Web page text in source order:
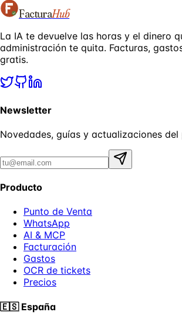
FacturaHub
La IA te devuelve las horas y el dinero
administración te quita. Facturas,
gratis.
Newsletter
Novedades, guías y actualizaciones del
Producto
Punto de Venta
WhatsApp
AI & MCP
Facturación
Gastos
OCR de tickets
Precios
🇪🇸 España